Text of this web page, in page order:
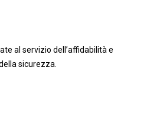
al servizio dell’affidabilità e
sicurezza.